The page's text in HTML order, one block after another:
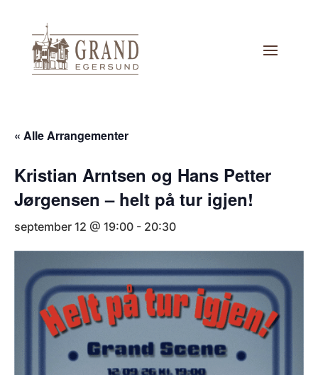
« Alle Arrangementer
Kristian Arntsen og Hans Petter
Jørgensen – helt på tur igjen!
september 12 @ 19:00 - 20:30